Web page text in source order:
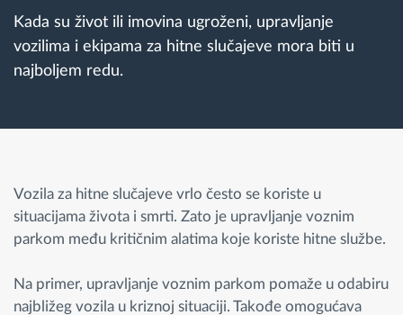
Planiranje i nadgledanje rute
Kako rešavamo sve aktivnosti voznog parka
Kalkulator uštede
Kada su život ili imovina ugroženi, upravljanje
vozilima i ekipama za hitne slučajeve mora biti u
najboljem redu.
Vozila za hitne slučajeve vrlo često se koriste u
situacijama života i smrti. Zato je upravljanje voznim
parkom među kritičnim alatima koje koriste hitne službe.
Na primer, upravljanje voznim parkom pomaže u odabiru
najbližeg vozila u kriznoj situaciji. Takođe omogućava